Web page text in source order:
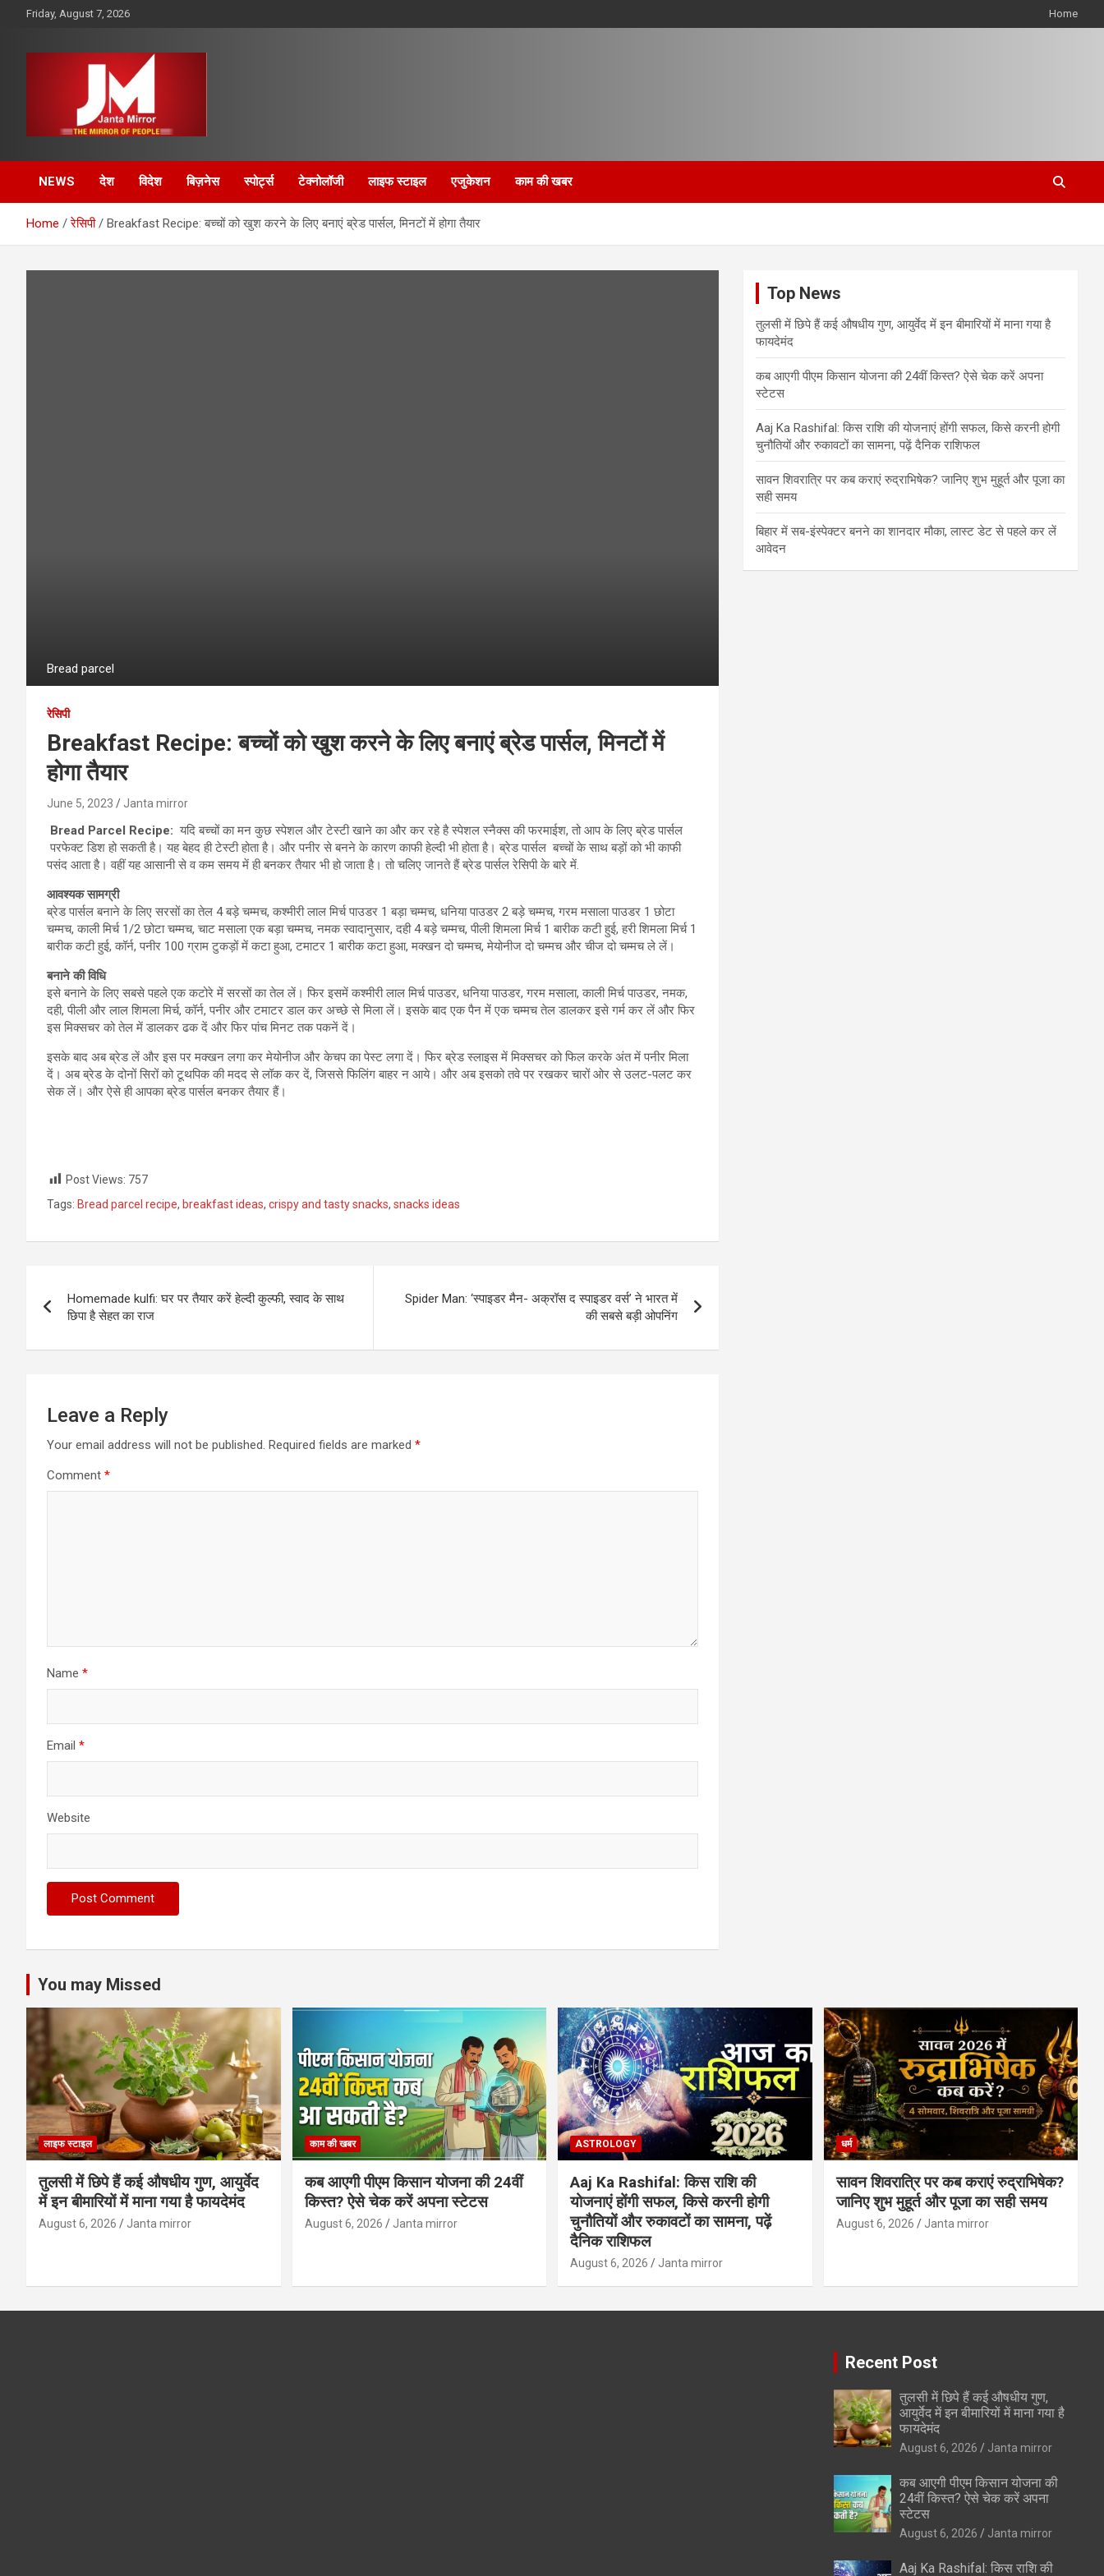
Friday, August 7, 2026 Home
Janta Mirror
NEWS देश विदेश बिज़नेस स्पोर्ट्स टेक्नोलॉजी लाइफ स्टाइल एजुकेशन काम की खबर
Home रेसि‍पी Breakfast Recipe: बच्चों को खुश करने के लिए बनाएं ब्रेड पार्सल, मिनटों में होगा तैयार
Bread parcel
रेसि‍पी
Breakfast Recipe: बच्चों को खुश करने के लिए बनाएं ब्रेड पार्सल, मिनटों में
होगा तैयार
June 5, 2023 Janta mirror
Bread Parcel Recipe: यदि बच्चों का मन कुछ स्पेशल और टेस्टी खाने का और कर रहे है स्‍पेशल स्‍नैक्‍स की फरमाईश, तो आप के लिए ब्रेड पार्सल
परफेक्‍ट डिश हो सकती है। य‍ह बेहद ही टेस्‍टी होता है। और पनीर से बनने के कारण काफी हेल्‍दी भी होता है। ब्रेड पार्सल बच्चों के साथ बड़ों को भी काफी
पसंद आता है। वहीं यह आसानी से व कम समय में ही बनकर तैयार भी हो जाता है। तो चलिए जानते हैं ब्रेड पार्सल रेसिपी के बारे में.
आवश्‍यक सामग्री
ब्रेड पार्सल बनाने के लिए सरसों का तेल 4 बड़े चम्मच, कश्मीरी लाल मिर्च पाउडर 1 बड़ा चम्मच, धनिया पाउडर 2 बड़े चम्मच, गरम मसाला पाउडर 1 छोटा
चम्मच, काली मिर्च 1/2 छोटा चम्मच, चाट मसाला एक बड़ा चम्मच, नमक स्वादानुसार, दही 4 बड़े चम्मच, पीली शिमला मिर्च 1 बारीक कटी हुई, हरी शिमला मिर्च 1
बारीक कटी हुई, कॉर्न, पनीर 100 ग्राम टुकड़ों में कटा हुआ, टमाटर 1 बारीक कटा हुआ, मक्खन दो चम्मच, मेयोनीज दो चम्मच और चीज दो चम्मच ले लें।
बनाने की विधि
इसे बनाने के लिए सबसे पहले एक कटोरे में सरसों का तेल लें। फिर इसमें कश्मीरी लाल मिर्च पाउडर, धनिया पाउडर, गरम मसाला, काली मिर्च पाउडर, नमक,
दही, पीली और लाल शिमला मिर्च, कॉर्न, पनीर और टमाटर डाल कर अच्छे से मिला लें। इसके बाद एक पैन में एक चम्मच तेल डालकर इसे गर्म कर लें और फिर
इस मिक्सचर को तेल में डालकर ढक दें और फिर पांच मिनट तक पकनें दें।
इसके बाद अब ब्रेड लें और इस पर मक्खन लगा कर मेयोनीज और केचप का पेस्ट लगा दें। फिर ब्रेड स्लाइस में मिक्सचर को फिल करके अंत में पनीर मिला
दें। अब ब्रेड के दोनों सिरों को टूथपिक की मदद से लॉक कर दें, जिससे फिलिंग बाहर न आये। और अब इसको तवे पर रखकर चारों ओर से उलट-पलट कर
सेक लें। और ऐसे ही आपका ब्रेड पार्सल बनकर तैयार हैं।
Post Views: 757
Tags: Bread parcel recipe, breakfast ideas, crispy and tasty snacks, snacks ideas
navigation
Homemade kulfi: घर पर तैयार करें हेल्दी कुल्फी, स्वाद के साथ
छिपा है सेहत का राज
Spider Man: ‘स्पाइडर मैन- अक्रॉस द स्पाइडर वर्स’ ने भारत में
की सबसे बड़ी ओपनिंग
Leave a Reply
Your email address will not be published. Required fields are marked *
Comment *
Name *
Email *
Website
Top News
तुलसी में छिपे हैं कई औषधीय गुण, आयुर्वेद में इन बीमारियों में माना गया है
फायदेमंद
कब आएगी पीएम किसान योजना की 24वीं किस्त? ऐसे चेक करें अपना
स्टेटस
Aaj Ka Rashifal: किस राशि की योजनाएं होंगी सफल, किसे करनी होगी
चुनौतियों और रुकावटों का सामना, पढ़ें दैनिक राशिफल
सावन शिवरात्रि पर कब कराएं रुद्राभिषेक? जानिए शुभ मुहूर्त और पूजा का
सही समय
बिहार में सब-इंस्पेक्टर बनने का शानदार मौका, लास्ट डेट से पहले कर लें
आवेदन
You may Missed
लाइफ स्टाइल
तुलसी में छिपे हैं कई औषधीय गुण, आयुर्वेद
में इन बीमारियों में माना गया है फायदेमंद
August 6, 2026 Janta mirror
काम की खबर
कब आएगी पीएम किसान योजना की 24वीं
किस्त? ऐसे चेक करें अपना स्टेटस
August 6, 2026 Janta mirror
ASTROLOGY
Aaj Ka Rashifal: किस राशि की
योजनाएं होंगी सफल, किसे करनी होगी
चुनौतियों और रुकावटों का सामना, पढ़ें
दैनिक राशिफल
August 6, 2026 Janta mirror
धर्म
सावन शिवरात्रि पर कब कराएं रुद्राभिषेक?
जानिए शुभ मुहूर्त और पूजा का सही समय
August 6, 2026 Janta mirror
Recent Post
तुलसी में छिपे हैं कई औषधीय गुण,
आयुर्वेद में इन बीमारियों में माना गया है
फायदेमंद
August 6, 2026 Janta mirror
कब आएगी पीएम किसान योजना की
24वीं किस्त? ऐसे चेक करें अपना
स्टेटस
August 6, 2026 Janta mirror
Aaj Ka Rashifal: किस राशि की